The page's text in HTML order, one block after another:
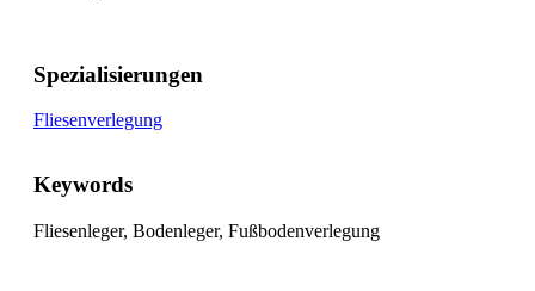
Spezialisierungen
Fliesenverlegung
Keywords
Fliesenleger, Bodenleger, Fußbodenverlegung